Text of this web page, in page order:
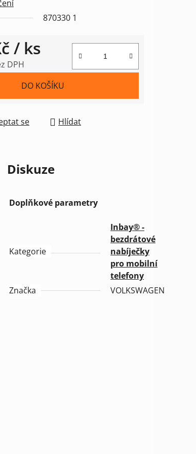
870330 1
/ ks
DPH
DO KOŠÍKU
se
Hlídat
Diskuze
Doplňkové parametry
Kategorie
Inbay® -
bezdrátové
nabíječky
pro mobilní
telefony
Značka
VOLKSWAGEN